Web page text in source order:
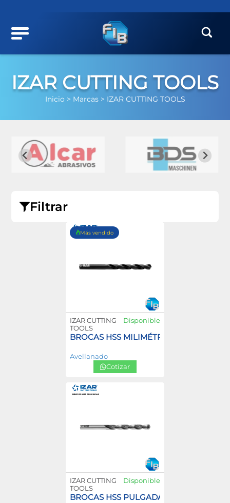
IZAR CUTTING TOOLS
Inicio > Marcas > IZAR CUTTING TOOLS
Filtrar
Más vendido
IZAR CUTTING
TOOLS
Disponible
BROCAS HSS MILIMÉTRICAS
Avellanado
Cotizar
IZAR CUTTING
TOOLS
Disponible
BROCAS HSS PULGADAS